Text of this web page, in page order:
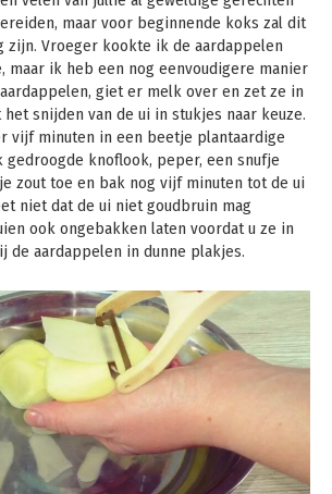
maar voor beginnende koks zal dit
zijn. Vroeger kookte ik de aardappelen
maar ik heb een nog eenvoudigere manier
giet er melk over en zet ze in
snijden van de ui in stukjes naar keuze.
vijf minuten in een beetje plantaardige
gedroogde knoflook, peper, een snufje
zout toe en bak nog vijf minuten tot de ui
niet dat de ui niet goudbruin mag
ook ongebakken laten voordat u ze in
de aardappelen in dunne plakjes.